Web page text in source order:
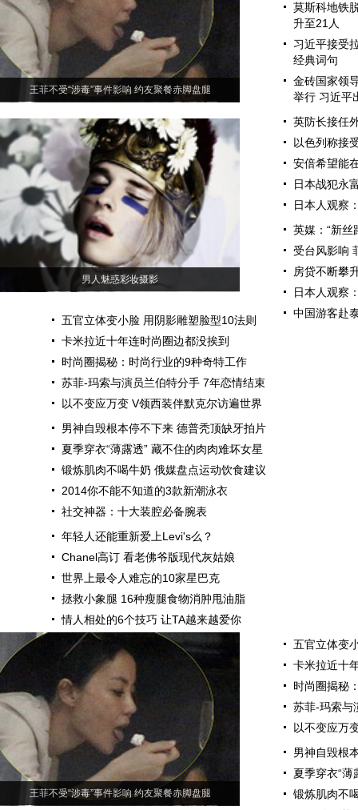
莫斯科地铁
升至21人
习近平接受
经典词句
金砖国家领
举行 习近平
英防长接任
以色列称接
安倍希望能
日本战犯永
日本人观察
英媒：“新丝
受台风影响
房贷不断攀
日本人观察
中国游客赴
王菲不受“涉毒”事件影响 约友聚餐赤脚盘腿
男人魅惑彩妆摄影
五官立体变小脸 用阴影雕塑脸型10法则
卡米拉近十年连时尚圈边都没挨到
时尚圈揭秘：时尚行业的9种奇特工作
苏菲-玛索与演员兰伯特分手 7年恋情结束
以不变应万变 V领西装伴默克尔访遍世界
男神自毁根本停不下来 德普秃顶缺牙拍片
夏季穿衣“薄露透” 藏不住的肉肉难坏女星
锻炼肌肉不喝牛奶 俄媒盘点运动饮食建议
2014你不能不知道的3款新潮泳衣
社交神器：十大装腔必备腕表
年轻人还能重新爱上Levi's么？
Chanel高订 看老佛爷版现代灰姑娘
世界上最令人难忘的10家星巴克
拯救小象腿 16种瘦腿食物消肿甩油脂
情人相处的6个技巧 让TA越来越爱你
王菲不受“涉毒”事件影响 约友聚餐赤脚盘腿
五官立体变
卡米拉近十
时尚圈揭秘
苏菲-玛索与
以不变应万
男神自毁根
夏季穿衣“薄
锻炼肌肉不